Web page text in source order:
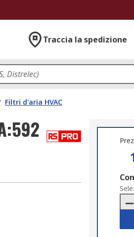
Traccia la spedizione
Filtri d'aria HVAC
Add
to